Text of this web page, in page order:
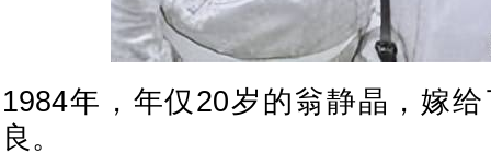
1984年，年仅20岁的翁静晶，嫁
良。